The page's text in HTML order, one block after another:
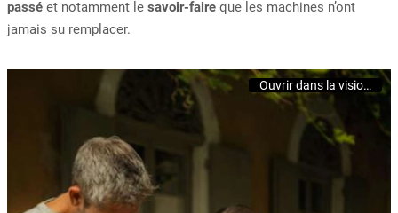
passé et notamment le savoir-faire que les machines n’ont
jamais su remplacer.
Ouvrir dans la visionneuse